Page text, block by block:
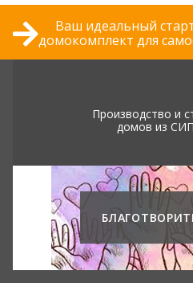
Ваш идеальный
домокомплект для
Производство и
домов из